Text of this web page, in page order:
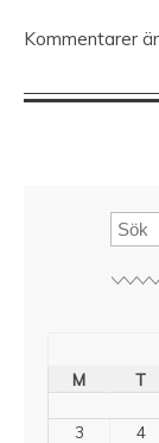
Kommentarer
M
T
3
4